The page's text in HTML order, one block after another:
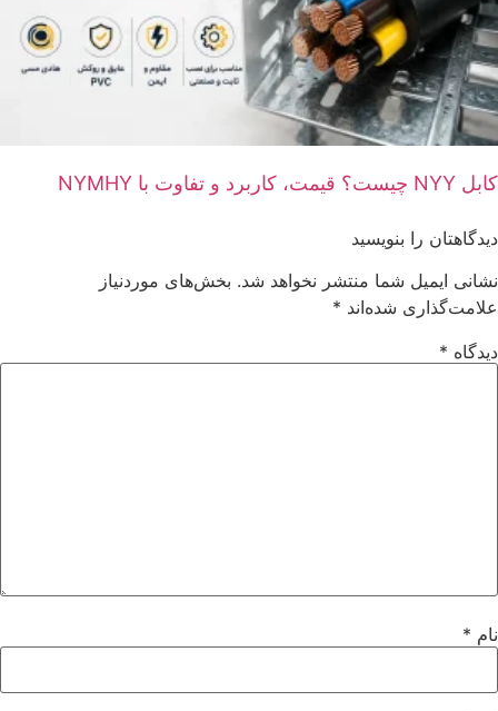
کابل NYY چیست؟ قیمت، کاربرد و تفاوت با NYMHY
دیدگاهتان را بنویسید
نشانی ایمیل شما منتشر نخواهد شد. بخش‌های موردنیاز
علامت‌گذاری شده‌اند *
دیدگاه *
نام *